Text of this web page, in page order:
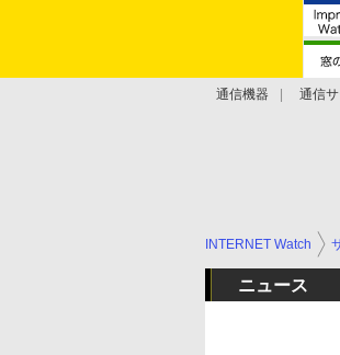
通信機器 通信
INTERNET Watch
ニュース